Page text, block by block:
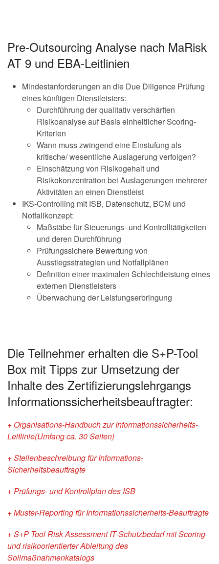
Pre-Outsourcing Analyse nach MaRisk
AT 9 und EBA-Leitlinien
Mindestanforderungen an die Due Diligence Prüfung
eines künftigen Dienstleisters:
Durchführung der qualitativ verschärften
Risikoanalyse auf Basis einheitlicher Scoring-
Kriterien
Wann muss zwingend eine Einstufung als
kritische/ wesentliche Auslagerung verfolgen?
Einschätzung von Risikogehalt und
Risikokonzentration bei Auslagerungen mehrerer
Aktivitäten an einen Dienstleist
IKS-Controlling mit ISB, Datenschutz, BCM und
Notfallkonzept:
Maßstäbe für Steuerungs- und Kontrolltätigkeiten
und deren Durchführung
Prüfungssichere Bewertung von
Ausstiegsstrategien und Notfallplänen
Definition einer maximalen Schlechtleistung eines
externen Dienstleisters
Überwachung der Leistungserbringung
Die Teilnehmer erhalten die S+P-Tool
Box mit Tipps zur Umsetzung der
Inhalte des Zertifizierungslehrgangs
Informationssicherheitsbeauftragter:
+ Organisations-Handbuch zur Informationssicherheits-
Leitlinie(Umfang ca. 30 Seiten)
+ Stellenbeschreibung für Informations-
Sicherheitsbeauftragte
+ Prüfungs- und Kontrollplan des ISB
+ Muster-Reporting für Informationssicherheits-Beauftragte
+ S+P Tool Risk Assessment IT-Schutzbedarf mit Scoring
und risikoorientierter Ableitung des
Sollmaßnahmenkatalogs